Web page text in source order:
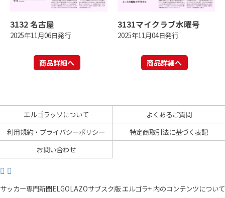
3132 名古屋
2025年11月06日発行
商品詳細へ
3131マイクラブ水曜号
2025年11月04日発行
商品詳細へ
エルゴラッソについて
よくあるご質問
利用規約・プライバシーポリシー
特定商取引法に基づく表記
お問い合わせ
サッカー専門新聞ELGOLAZOサブスク版 エルゴラ+ 内のコンテンツについて